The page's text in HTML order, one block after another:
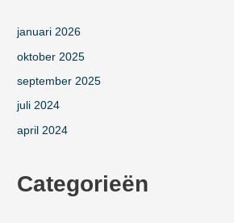
januari 2026
oktober 2025
september 2025
juli 2024
april 2024
Categorieën